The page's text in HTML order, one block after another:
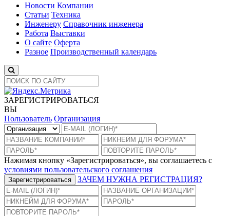
Новости Компании
Статьи Техника
Инженеру Справочник инженера
Работа Выставки
О сайте Оферта
Разное Производственный календарь
ЗАРЕГИСТРИРОВАТЬСЯ
ВЫ
Пользователь Организация
Нажимая кнопку «Зарегистрироваться», вы соглашаетесь с
условиями пользовательского соглашения
Зарегистрироваться ЗАЧЕМ НУЖНА РЕГИСТРАЦИЯ?